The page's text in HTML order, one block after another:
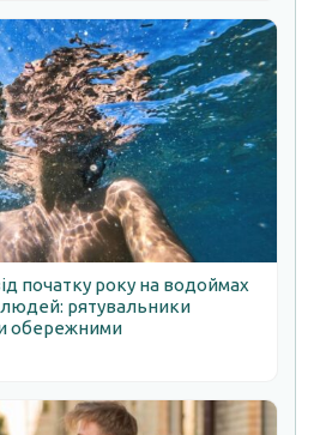
початку року на водоймах
рятувальники
обережними